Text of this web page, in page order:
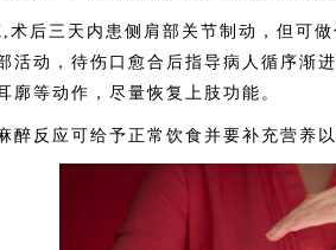
三天内患侧肩部关节制动，但可做
活动，待伤口愈合后指导病人循序渐
廓等动作，尽量恢复上肢功能。
应可给予正常饮食并要补充营养以